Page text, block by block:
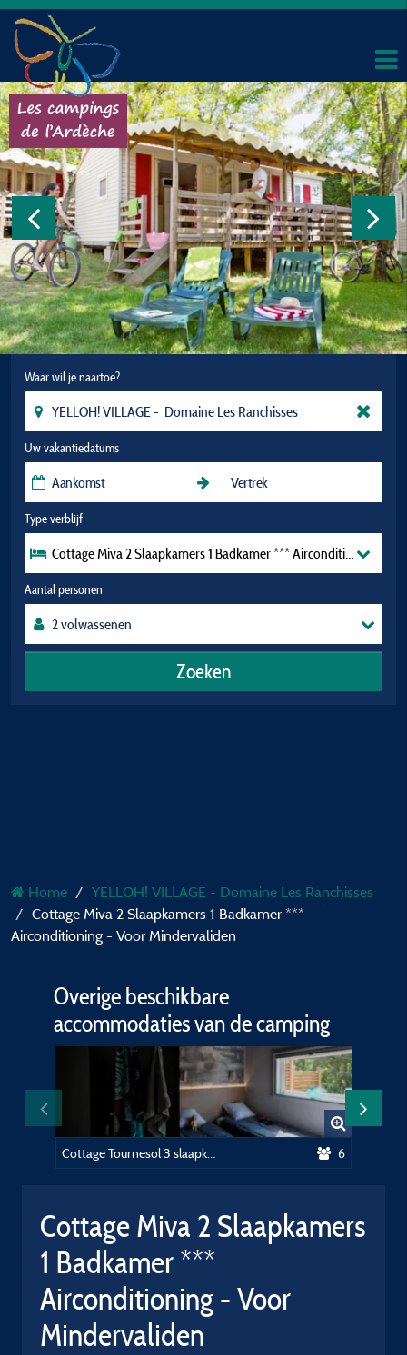
Waar wil je naartoe?
Uw vakantiedatums
Type verblijf
Cottage Miva 2 Slaapkamers 1 Badkamer *** Airconditioning -
Aantal personen
Zoeken
Home
YELLOH! VILLAGE - Domaine Les Ranchisses
Cottage Miva 2 Slaapkamers 1 Badkamer ***
Airconditioning - Voor Mindervaliden
Overige beschikbare
accommodaties van de camping
6
Cottage Miva 2 Slaapkamers
1 Badkamer ***
Airconditioning - Voor
Mindervaliden